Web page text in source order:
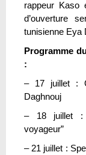
rappeur Kaso
d’ouverture
tunisienne Eya
Programme
:
– 17 juillet :
Daghnouj
– 18 juillet :
voyageur”
– 21 juillet :